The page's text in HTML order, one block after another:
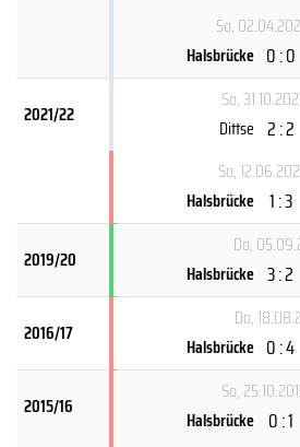
So,
Halsbrücke 0 : 0
2021/22
So,
Dittse 2 : 2
So,
Halsbrücke 1 : 3
2019/20
Do,
Halsbrücke 3 : 2
2016/17
Do,
Halsbrücke 0 : 4
2015/16
So,
Halsbrücke 0 : 1